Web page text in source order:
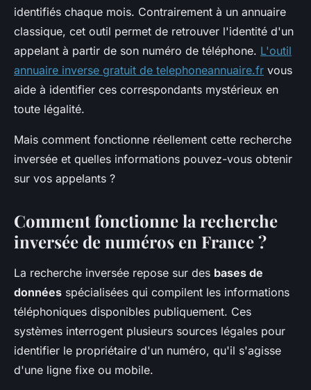
Giulia•27 novembre 2025 •7 min de lecture
identifiés chaque mois. Contrairement à un annuaire
classique, cet outil permet de retrouver l'identité d'un
appelant à partir de son numéro de téléphone. L'outil
annuaire inverse gratuit de telephoneannuaire.fr vous
aide à identifier ces correspondants mystérieux en
toute légalité.
Mais comment fonctionne réellement cette recherche
inversée et quelles informations pouvez-vous obtenir
sur vos appelants ?
Comment fonctionne la recherche
inversée de numéros en France ?
La recherche inversée repose sur des bases de
données spécialisées qui compilent les informations
téléphoniques disponibles publiquement. Ces
systèmes interrogent plusieurs sources légales pour
identifier le propriétaire d'un numéro, qu'il s'agisse
d'une ligne fixe ou mobile.